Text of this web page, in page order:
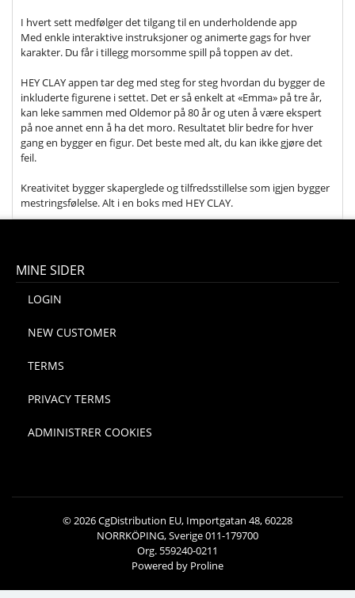
I hvert sett medfølger det tilgang til en underholdende app
Med enkle interaktive instruksjoner og animerte gags for hver
karakter. Du får i tillegg morsomme spill på toppen av det.
HEY CLAY appen tar deg med steg for steg hvordan du bygger de
inkluderte figurene i settet. Det er så enkelt at «Emma» på tre år,
kan leke sammen med Oldemor på 80 år og uten å være ekspert
på noe annet enn å ha det moro. Resultatet blir bedre for hver
gang en bygger en figur. Det beste med alt, du kan ikke gjøre det
feil.
Kreativitet bygger skaperglede og tilfredsstillelse som igjen bygger
mestringsfølelse. Alt i en boks med HEY CLAY.
MINE SIDER
LOGIN
NEW CUSTOMER
TERMS
PRIVACY TERMS
ADMINISTRER COOKIES
© 2026 CgDistribution EU, Importgatan 48, 60228
NORRKÖPING, Sverige 011-179700
Org. 559240-0211
Powered by Proline